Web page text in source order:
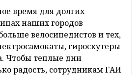
время для долгих
наших городов
велосипедистов и тех,
гироскутеры
Чтобы теплые дни
радость, сотрудникам ГАИ